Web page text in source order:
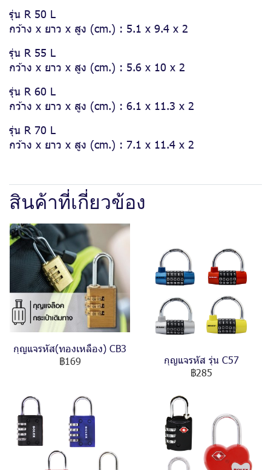
รุ่น R 50 L
กว้าง x ยาว x สูง (cm.) : 5.1 x 9.4 x 2
รุ่น R 55 L
กว้าง x ยาว x สูง (cm.) : 5.6 x 10 x 2
รุ่น R 60 L
กว้าง x ยาว x สูง (cm.) : 6.1 x 11.3 x 2
รุ่น R 70 L
กว้าง x ยาว x สูง (cm.) : 7.1 x 11.4 x 2
สินค้าที่เกี่ยวข้อง
กุญแจรหัส(ทองเหลือง) CB3
฿169
กุญแจรหัส รุ่น C57
฿285